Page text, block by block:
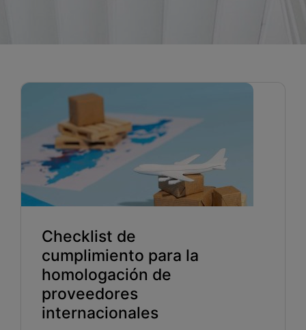
Partners
Español
Entrar
Hablemos
Checklist de
cumplimiento para la
homologación de
proveedores
internacionales